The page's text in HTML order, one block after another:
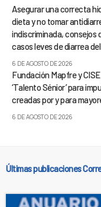
Asegurar una correcta
dieta y no tomar
indiscriminada, consejos
casos leves de diarrea
6 DE AGOSTO DE 2026
Fundación Mapfre y
‘Talento Sénior’ para
creadas por y para
6 DE AGOSTO DE 2026
Últimas publicaciones